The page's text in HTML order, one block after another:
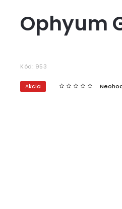
Ophyum
Kód: 953
Akcia